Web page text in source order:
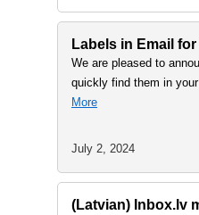
Labels in Email
We are pleased to
quickly find them in
More
July 2, 2024
(Latvian) Inbox.lv